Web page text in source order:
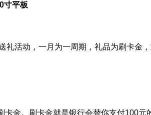
寸平板
礼活动，一月为一周期，礼品为刷卡金，
卡金。刷卡金就是银行会替你支付100元